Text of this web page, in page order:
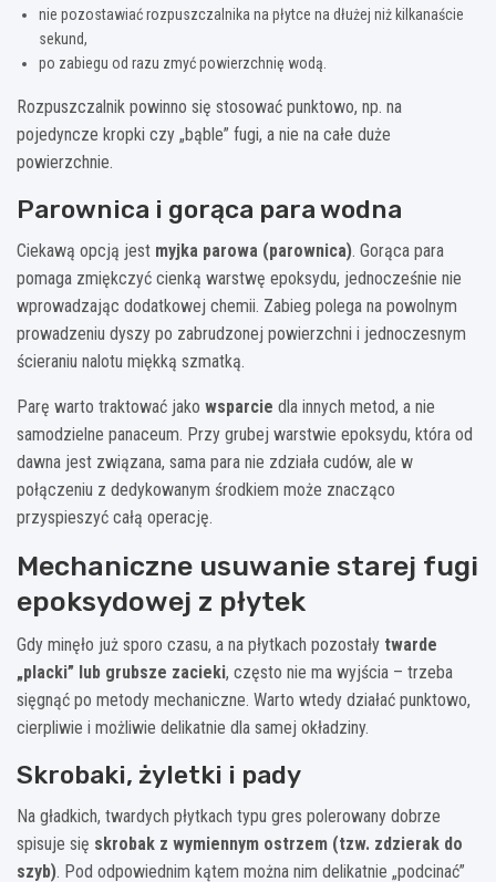
nie pozostawiać rozpuszczalnika na płytce na dłużej niż kilkanaście
sekund,
po zabiegu od razu zmyć powierzchnię wodą.
Rozpuszczalnik powinno się stosować punktowo, np. na
pojedyncze kropki czy „bąble” fugi, a nie na całe duże
powierzchnie.
Parownica i gorąca para wodna
Ciekawą opcją jest myjka parowa (parownica). Gorąca para
pomaga zmiękczyć cienką warstwę epoksydu, jednocześnie nie
wprowadzając dodatkowej chemii. Zabieg polega na powolnym
prowadzeniu dyszy po zabrudzonej powierzchni i jednoczesnym
ścieraniu nalotu miękką szmatką.
Parę warto traktować jako wsparcie dla innych metod, a nie
samodzielne panaceum. Przy grubej warstwie epoksydu, która od
dawna jest związana, sama para nie zdziała cudów, ale w
połączeniu z dedykowanym środkiem może znacząco
przyspieszyć całą operację.
Mechaniczne usuwanie starej fugi
epoksydowej z płytek
Gdy minęło już sporo czasu, a na płytkach pozostały twarde
„placki” lub grubsze zacieki, często nie ma wyjścia – trzeba
sięgnąć po metody mechaniczne. Warto wtedy działać punktowo,
cierpliwie i możliwie delikatnie dla samej okładziny.
Skrobaki, żyletki i pady
Na gładkich, twardych płytkach typu gres polerowany dobrze
spisuje się skrobak z wymiennym ostrzem (tzw. zdzierak do
szyb). Pod odpowiednim kątem można nim delikatnie „podcinać”